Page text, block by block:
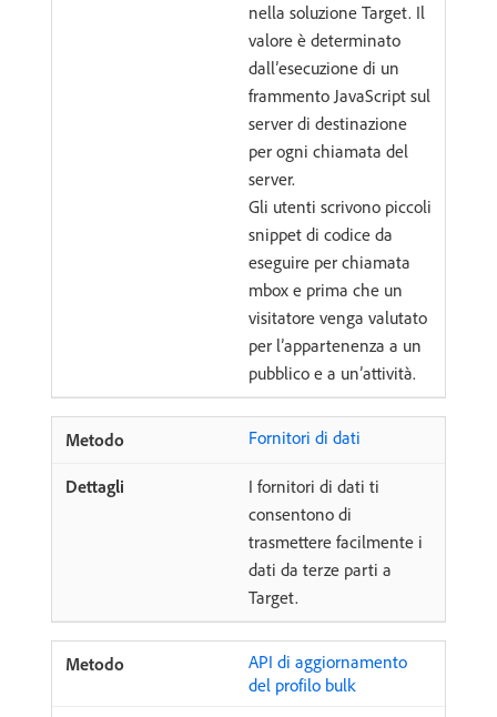
nella soluzione Target. Il
valore è determinato
dall’esecuzione di un
frammento JavaScript sul
server di destinazione
per ogni chiamata del
server.
Gli utenti scrivono piccoli
snippet di codice da
eseguire per chiamata
mbox e prima che un
visitatore venga valutato
per l’appartenenza a un
pubblico e a un’attività.
Fornitori di dati
I fornitori di dati ti
consentono di
trasmettere facilmente i
dati da terze parti a
Target.
API di aggiornamento
del profilo bulk